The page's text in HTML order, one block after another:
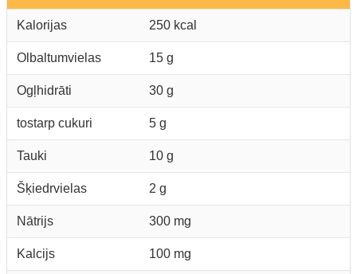
Kalorijas 250 kcal
Olbaltumvielas 15 g
Ogļhidrāti 30 g
tostarp cukuri 5 g
Tauki 10 g
Šķiedrvielas 2 g
Nātrijs 300 mg
Kalcijs 100 mg